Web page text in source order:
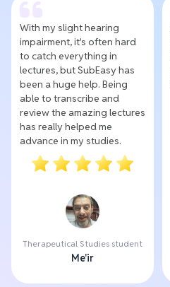
With my slight hearing
impairment, it's often hard
to catch everything in
lectures, but SubEasy has
been a huge help. Being
able to transcribe and
review the amazing lectures
has really helped me
advance in my studies.
Therapeutical Studies student
Me'ir